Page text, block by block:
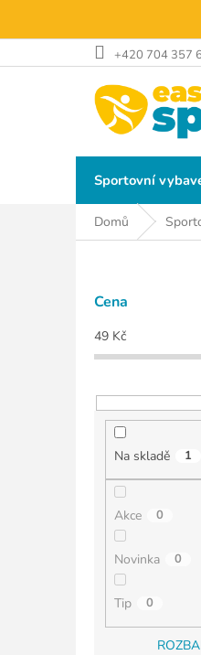
obsah
+420 704 357
Sportovní
Domů
P
Cena
49 Kč
Na skladě 1
Akce 0
Novinka 0
Tip 0